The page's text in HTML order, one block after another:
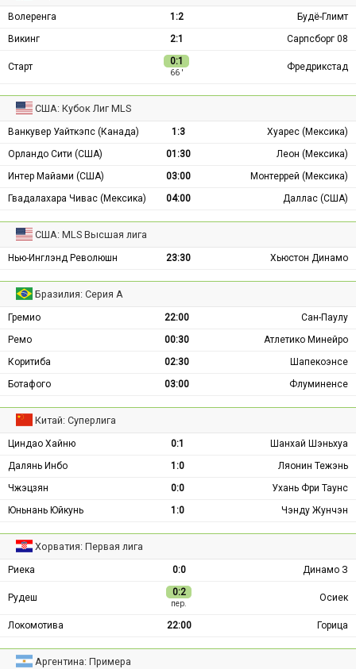
Волеренга 1:2
Будё-Глимт
Викинг
2:1 Сарпсборг 08
Старт 0:1
66 ′
Фредрикстад
США: Кубок Лиг MLS
Ванкувер Уайткэпс (Канада) 1:3
Хуарес (Мексика)
Орландо Сити (США)
01:30
Леон (Мексика)
Интер Майами (США)
03:00
Монтеррей (Мексика)
Гвадалахара Чивас (Мексика)
04:00 Даллас (США)
США: MLS Высшая лига
Нью-Инглэнд Революшн 23:30 Хьюстон Динамо
Бразилия: Серия А
Гремио 22:00
Сан-Паулу
Ремо
00:30
Атлетико Минейро
Коритиба
02:30
Шапекоэнсе
Ботафого
03:00 Флуминенсе
Китай: Суперлига
Циндао Хайню 0:1
Шанхай Шэньхуа
Далянь Инбо
1:0
Ляонин Тежэнь
Чжэцзян
0:0
Ухань Фри Таунс
Юньнань Юйкунь
1:0 Чэнду Жунчэн
Хорватия: Первая лига
Риека 0:0 Динамо З
Рудеш 0:2
пер.
Осиек
Локомотива 22:00 Горица
Аргентина: Примера